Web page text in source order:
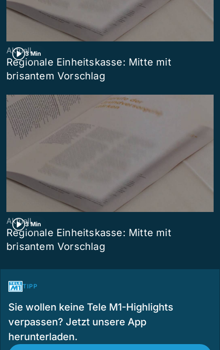
3 Min
Aktuell
Regionale Einheitskasse: Mitte mit
brisantem Vorschlag
3 Min
Aktuell
Regionale Einheitskasse: Mitte mit
brisantem Vorschlag
TIPP
Sie wollen keine Tele M1-Highlights
verpassen? Jetzt unsere App
herunterladen.